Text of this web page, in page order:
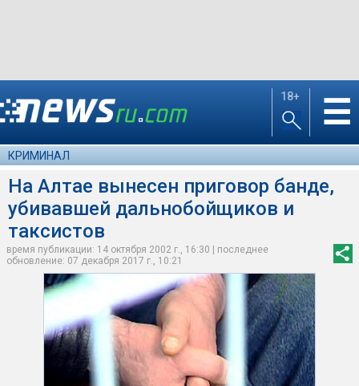
18+ ☰
КРИМИНАЛ
На Алтае вынесен приговор банде,
убивавшей дальнобойщиков и
таксистов
время публикации: 14 октября 2002 г., 16:30 | последнее
обновление: 07 декабря 2017 г., 10:21